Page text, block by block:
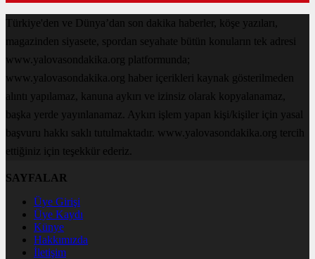
Türkiye'den ve Dünya’dan son dakika haberler, köşe yazıları,
magazinden siyasete, spordan seyahate bütün konuların tek adresi
www.yalovasondakika.org platformunda;
www.yalovasondakika.org haber içerikleri kaynak gösterilmeden
alıntı yapılamaz, kanuna aykırı ve izinsiz olarak kopyalanamaz,
başka yerde yayınlanamaz. Aykırı işlem yapan kişi/kişiler için yasal
başvuru hakkı saklı tutulmaktadır. www.yalovasondakika.org tercih
ettiğiniz için teşekkür ederiz.
SAYFALAR
Üye Girişi
Üye Kaydı
Künye
Hakkımızda
İletişim